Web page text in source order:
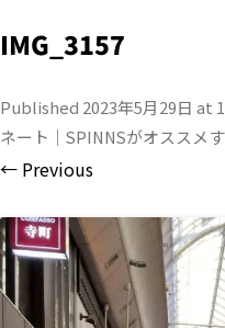
IMG_3157
Published 2023年5月29日 at
ネート｜SPINNSがオススメ
← Previous